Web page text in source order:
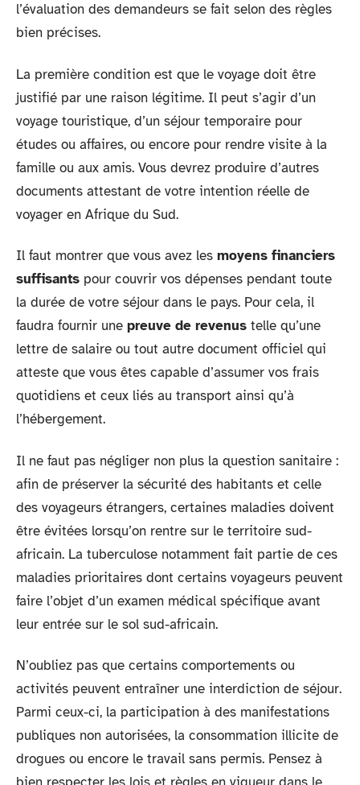
l’évaluation des demandeurs se fait selon des règles
bien précises.
La première condition est que le voyage doit être
justifié par une raison légitime. Il peut s’agir d’un
voyage touristique, d’un séjour temporaire pour
études ou affaires, ou encore pour rendre visite à la
famille ou aux amis. Vous devrez produire d’autres
documents attestant de votre intention réelle de
voyager en Afrique du Sud.
Il faut montrer que vous avez les moyens financiers
suffisants pour couvrir vos dépenses pendant toute
la durée de votre séjour dans le pays. Pour cela, il
faudra fournir une preuve de revenus telle qu’une
lettre de salaire ou tout autre document officiel qui
atteste que vous êtes capable d’assumer vos frais
quotidiens et ceux liés au transport ainsi qu’à
l’hébergement.
Il ne faut pas négliger non plus la question sanitaire :
afin de préserver la sécurité des habitants et celle
des voyageurs étrangers, certaines maladies doivent
être évitées lorsqu’on rentre sur le territoire sud-
africain. La tuberculose notamment fait partie de ces
maladies prioritaires dont certains voyageurs peuvent
faire l’objet d’un examen médical spécifique avant
leur entrée sur le sol sud-africain.
N’oubliez pas que certains comportements ou
activités peuvent entraîner une interdiction de séjour.
Parmi ceux-ci, la participation à des manifestations
publiques non autorisées, la consommation illicite de
drogues ou encore le travail sans permis. Pensez à